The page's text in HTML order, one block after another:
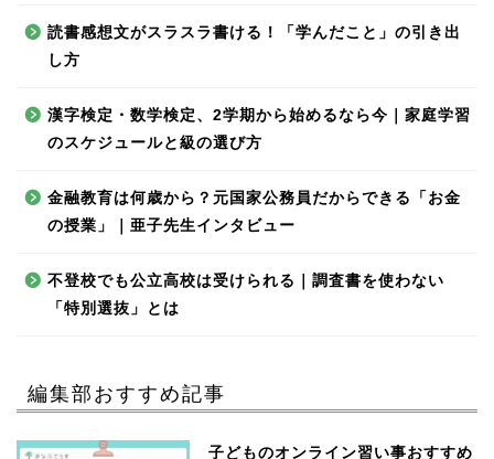
読書感想文がスラスラ書ける！「学んだこと」の引き出
し方
漢字検定・数学検定、2学期から始めるなら今｜家庭学習
のスケジュールと級の選び方
金融教育は何歳から？元国家公務員だからできる「お金
の授業」｜亜子先生インタビュー
不登校でも公立高校は受けられる｜調査書を使わない
「特別選抜」とは
編集部おすすめ記事
子どものオンライン習い事おすすめ